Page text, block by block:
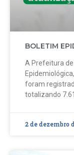
BOLETIM
A Prefeitura de
foram
totalizando
2 de dezembro